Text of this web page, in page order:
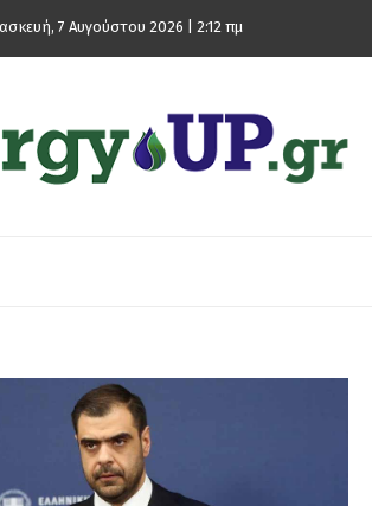
7 Αυγούστου 2026 | 2:12 πμ